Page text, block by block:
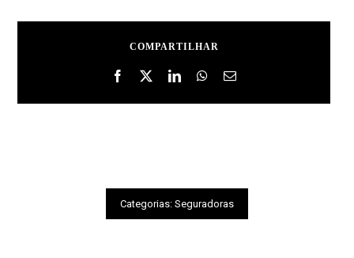
COMPARTILHAR
Categorias: Seguradoras